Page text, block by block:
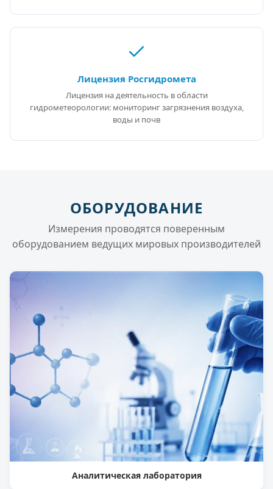
Лицензия Росгидромета
Лицензия на деятельность в области
гидрометеорологии: мониторинг загрязнения воздуха,
воды и почв
ОБОРУДОВАНИЕ
Измерения проводятся поверенным
оборудованием ведущих мировых производителей
Аналитическая лаборатория